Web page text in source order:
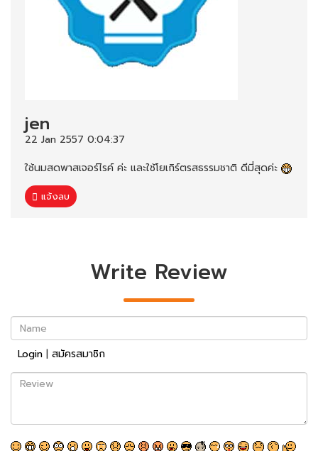
jen
22 Jan 2557 0:04:37
ใช้นมสดพาสเจอร์ไรค์ ค่ะ และใช้โยเกิร์ตรสธรรมชาติ ดีมี่สุดค่ะ
แจ้งลบ
Write Review
Name
Login | สมัครสมาชิก
Review